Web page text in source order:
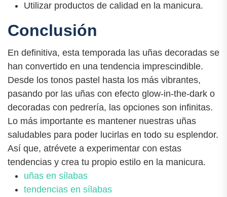
Utilizar productos de calidad en la manicura.
Conclusión
En definitiva, esta temporada las uñas decoradas se
han convertido en una tendencia imprescindible.
Desde los tonos pastel hasta los más vibrantes,
pasando por las uñas con efecto glow-in-the-dark o
decoradas con pedrería, las opciones son infinitas.
Lo más importante es mantener nuestras uñas
saludables para poder lucirlas en todo su esplendor.
Así que, atrévete a experimentar con estas
tendencias y crea tu propio estilo en la manicura.
uñas en sílabas
tendencias en sílabas